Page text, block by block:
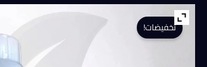
تخفيضات!